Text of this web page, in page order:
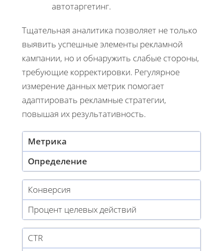
автотаргетинг.
Тщательная аналитика позволяет не только
выявить успешные элементы рекламной
кампании, но и обнаружить слабые стороны,
требующие корректировки. Регулярное
измерение данных метрик помогает
адаптировать рекламные стратегии,
повышая их результативность.
Метрика
Определение
Конверсия
Процент целевых действий
CTR